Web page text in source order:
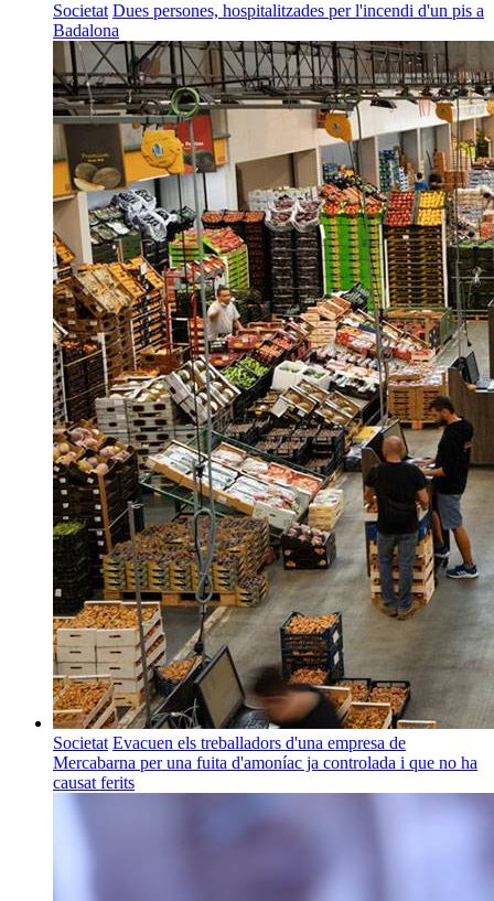
Societat Dues persones, hospitalitzades per l'incendi d'un pis a
Badalona
Societat Evacuen els treballadors d'una empresa de
Mercabarna per una fuita d'amoníac ja controlada i que no ha
causat ferits